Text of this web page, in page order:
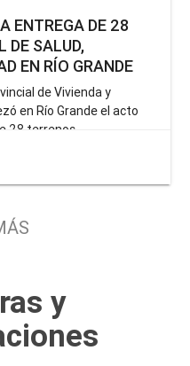
ENTREGA DE 28
DE SALUD,
EN RÍO GRANDE
de Vivienda y
en Río Grande el acto
28 terrenos
especial anunciada por
cual tiene como
a docentes,
y